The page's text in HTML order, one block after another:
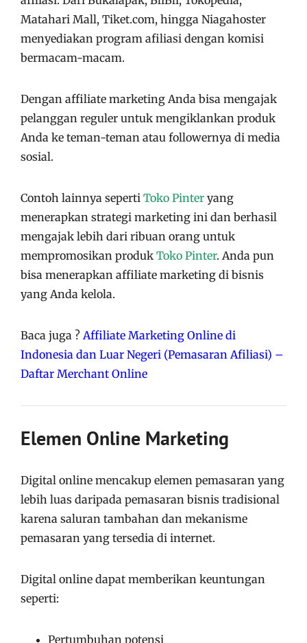
Matahari Mall, Tiket.com, hingga Niagahoster
menyediakan program afiliasi dengan komisi
bermacam-macam.
Dengan affiliate marketing Anda bisa mengajak
pelanggan reguler untuk mengiklankan produk
Anda ke teman-teman atau followernya di media
sosial.
Contoh lainnya seperti Toko Pinter yang
menerapkan strategi marketing ini dan berhasil
mengajak lebih dari ribuan orang untuk
mempromosikan produk Toko Pinter. Anda pun
bisa menerapkan affiliate marketing di bisnis
yang Anda kelola.
Baca juga ? Affiliate Marketing Online di
Indonesia dan Luar Negeri (Pemasaran Afiliasi) –
Daftar Merchant Online
Elemen Online Marketing
Digital online mencakup elemen pemasaran yang
lebih luas daripada pemasaran bisnis tradisional
karena saluran tambahan dan mekanisme
pemasaran yang tersedia di internet.
Digital online dapat memberikan keuntungan
seperti:
Pertumbuhan potensi